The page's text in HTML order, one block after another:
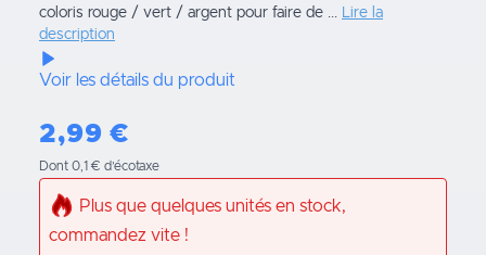
coloris rouge / vert / argent pour faire de ... Lire la
description
Voir les détails du produit
2,99 €
Dont 0,1 € d’écotaxe
Plus que quelques unités en stock,
commandez vite !